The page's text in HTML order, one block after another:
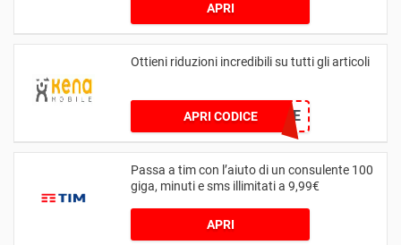
APRI
Ottieni riduzioni incredibili su tutti gli articoli
APRI CODICEYOU&ME
Passa a tim con l’aiuto di un consulente 100
giga, minuti e sms illimitati a 9,99€
APRI